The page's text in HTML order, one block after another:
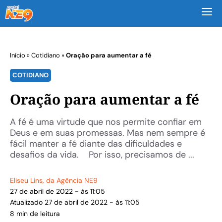
Início »Cotidiano »Oração para aumentar a fé
COTIDIANO
Oração para aumentar a fé
A fé é uma virtude que nos permite confiar em
Deus e em suas promessas. Mas nem sempre é
fácil manter a fé diante das dificuldades e
desafios da vida. Por isso, precisamos de ...
Eliseu Lins, da Agência NE9
27 de abril de 2022 - às 11:05
Atualizado 27 de abril de 2022 - às 11:05
8 min de leitura